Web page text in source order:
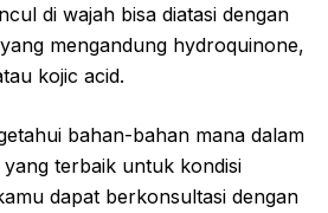
di wajah bisa diatasi dengan
mengandung hydroquinone,
kojic acid.
bahan-bahan mana dalam
terbaik untuk kondisi
dapat berkonsultasi dengan